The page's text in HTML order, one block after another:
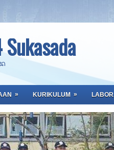
» KURIKULUM »